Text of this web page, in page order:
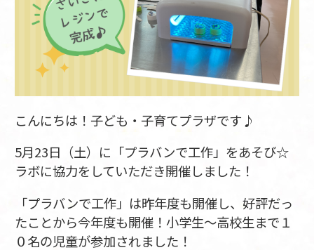
こんにちは！子ども・子育てプラザです♪
5月23日（土）に「プラバンで工作」をあそび☆
ラボに協力をしていただき開催しました！
「プラバンで工作」は昨年度も開催し、好評だっ
たことから今年度も開催！小学生～高校生まで１
０名の児童が参加されました！